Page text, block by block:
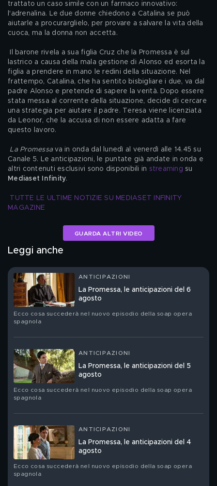
trattato un caso simile con un farmaco innovativo:
l'adrenalina. Le due donne chiedono a Catalina se può
aiutarle a procurarglielo, per provare a salvare la vita della
cuoca, ma la donna non accetta.
lastrico a causa della mala gestione di Alonso ed esorta la
figlia a prendere in mano le redini della situazione. Nel
frattempo, Catalina, che ha sentito bisbigliare i due, va dal
padre Alonso e pretende di sapere la verità. Dopo essere
stata messa al corrente della situazione, decide di cercare
una strategia per aiutare il padre. Teresa viene licenziata
da Leonor, che la accusa di non essere adatta a fare
questo lavoro.
La Promessa va in onda dal lunedì al venerdì alle 14.45 su
Canale 5. Le anticipazioni, le puntate già andate in onda e
altri contenuti esclusivi sono disponibili in streaming su
Mediaset Infinity.
TUTTE LE ULTIME NOTIZIE SU MEDIASET INFINITY
MAGAZINE
GUARDA ALTRI VIDEO
Leggi anche
ANTICIPAZIONI
La Promessa, le anticipazioni del 6
agosto
Ecco cosa succederà nel nuovo episodio della soap opera
spagnola
ANTICIPAZIONI
La Promessa, le anticipazioni del 5
agosto
Ecco cosa succederà nel nuovo episodio della soap opera
spagnola
ANTICIPAZIONI
La Promessa, le anticipazioni del 4
agosto
Ecco cosa succederà nel nuovo episodio della soap opera
spagnola